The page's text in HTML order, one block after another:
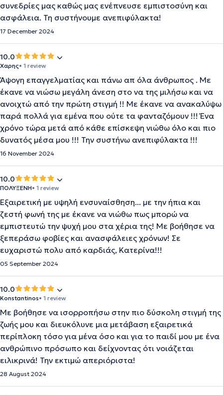
συνεδρίες μας καθώς μας ενέπνευσε εμπιστοσύνη και
ασφάλεια. Τη συστήνουμε ανεπιφύλακτα!
17 December 2024
10.0
Χαρης• 1 review
Άψογη επαγγελματίας και πάνω απ όλα άνθρωπος . Με
έκανε να νιώσω μεγάλη άνεση στο να της μιλήσω και να
ανοιχτώ από την πρώτη στιγμή !! Με έκανε να ανακαλύψω
παρά πολλά για εμένα που ούτε τα φανταζόμουν !!! Ένα
χρόνο τώρα μετά από κάθε επίσκεψη νιώθω όλο και πιο
δυνατός μέσα μου !!! Την συστήνω ανεπιφύλακτα !!!
16 November 2024
10.0
ΠΟΛΥΞΕΝΗ• 1 review
Εξαιρετική με υψηλή ενσυναίσθηση... με την ήπια και
ζεστή φωνή της με έκανε να νιώθω πως μπορώ να
εμπιστευτώ την ψυχή μου στα χέρια της! Με βοήθησε να
ξεπεράσω φοβίες και ανασφάλειες χρόνων! Σε
ευχαριστώ πολυ από καρδιάς, Κατερίνα!!!
05 September 2024
10.0
Konstantinos• 1 review
Με βοήθησε να ισορροπήσω στην πιο δύσκολη στιγμή της
ζωής μου και διευκόλυνε μια μετάβαση εξαιρετικά
περίπλοκη τόσο για μένα όσο και για το παιδί μου με ένα
ανθρώπινο πρόσωπο και δείχνοντας ότι νοιάζεται
ειλικρινά! Την εκτιμώ απεριόριστα!
28 August 2024